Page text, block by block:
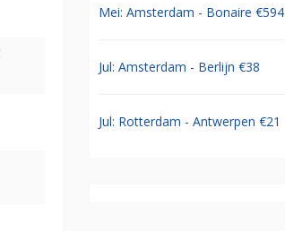
Mei: Amsterdam - Bonaire €594
Jul: Amsterdam - Berlijn €38
Jul: Rotterdam - Antwerpen €21